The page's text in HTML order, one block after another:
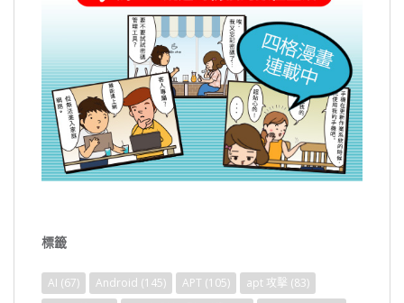
標籤
AI (67) Android (145) APT (105) apt 攻擊 (83)